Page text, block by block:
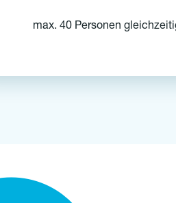
max. 40 Personen